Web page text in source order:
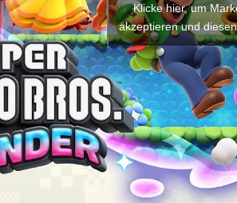
Klicke hier, um
akzeptieren und